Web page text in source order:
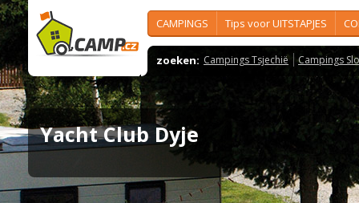
CAMPINGS Tips voor UITSTAPJES
zoeken: Campings Tsjechië Campings
Yacht Club Dyje